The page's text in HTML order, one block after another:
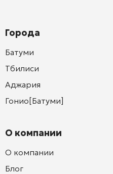
Города
Батуми
Тбилиси
Аджария
Гонио[Батуми]
О компании
О компании
Блог